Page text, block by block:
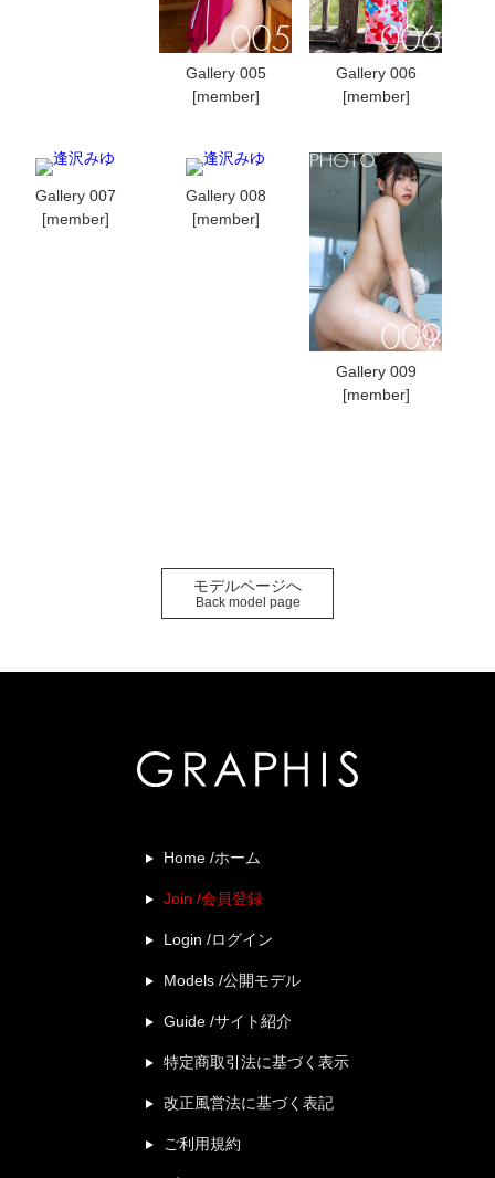
Gallery 005
[member]
Gallery 006
[member]
Gallery 007
[member]
Gallery 008
[member]
Gallery 009
[member]
モデルページへ
Back model page
Home /ホーム
Join /会員登録
Login /ログイン
Models /公開モデル
Guide /サイト紹介
特定商取引法に基づく表示
改正風営法に基づく表記
ご利用規約